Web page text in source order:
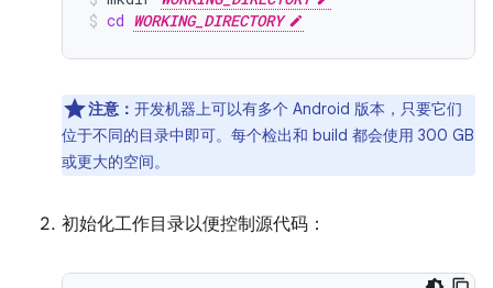
cd WORKING_DIRECTORY
注意： 开发机器上可以有多个 Android 版本，只要它们
位于不同的目录中即可。每个检出和 build 都会使用 300 GB
或更大的空间。
初始化工作目录以便控制源代码：